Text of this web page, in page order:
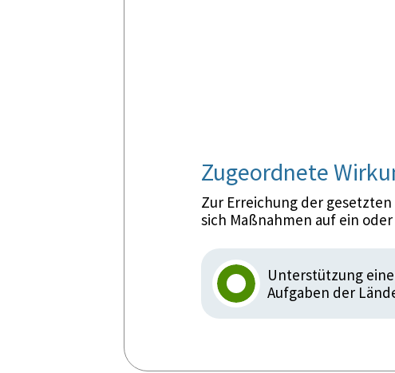
Zugeordnete
Zur Erreichung der
sich Maßnahmen auf ein
Unterstützung
Aufgaben der